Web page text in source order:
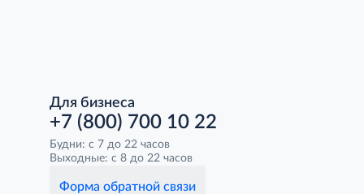
Для бизнеса
+7 (800) 700 10 22
Будни: с 7 до 22 часов
Выходные: с 8 до 22 часов
Форма обратной связи